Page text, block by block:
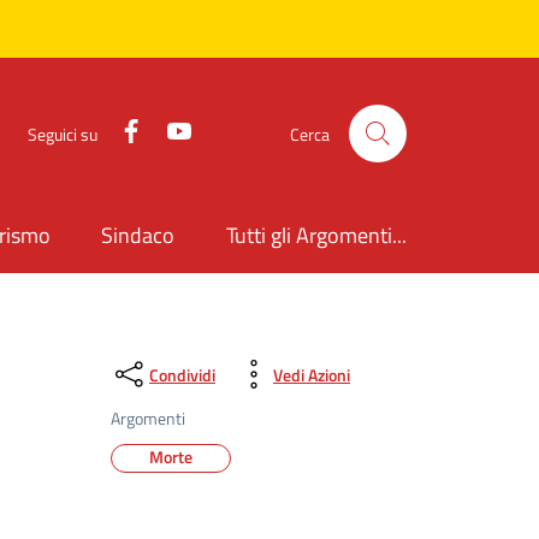
Seguici su Facebook Cerca
Sindaco Tutti gli Argomenti...
Condividi
Vedi Azioni
Argomenti
Morte